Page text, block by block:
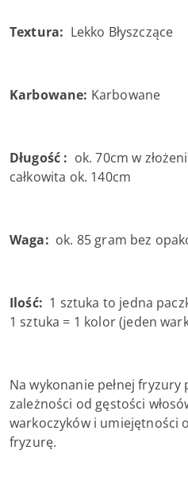
Textura: Lekko Błyszczące
Karbowane: Karbowane
Długość : ok. 70cm w
całkowita ok. 140cm
Waga: ok. 85 gram bez
Ilość: 1 sztuka to jedna
1 sztuka = 1 kolor (jeden
Na wykonanie pełnej
zależności od gęstości
warkoczyków i umiejętności
fryzurę.